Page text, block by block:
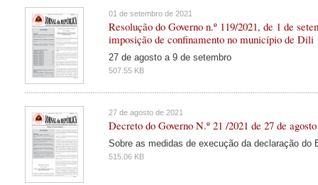
01 de setembro de 2021
Resolução do Governo n.º 119/2021, de 1 de
imposição de confinamento no município de Dili
27 de agosto a 9 de setembro
507.55 KB
27 de agosto de 2021
Decreto do Governo N.º 21 /2021 de 27 de agosto
Sobre as medidas de execução da declaração do
515.06 KB